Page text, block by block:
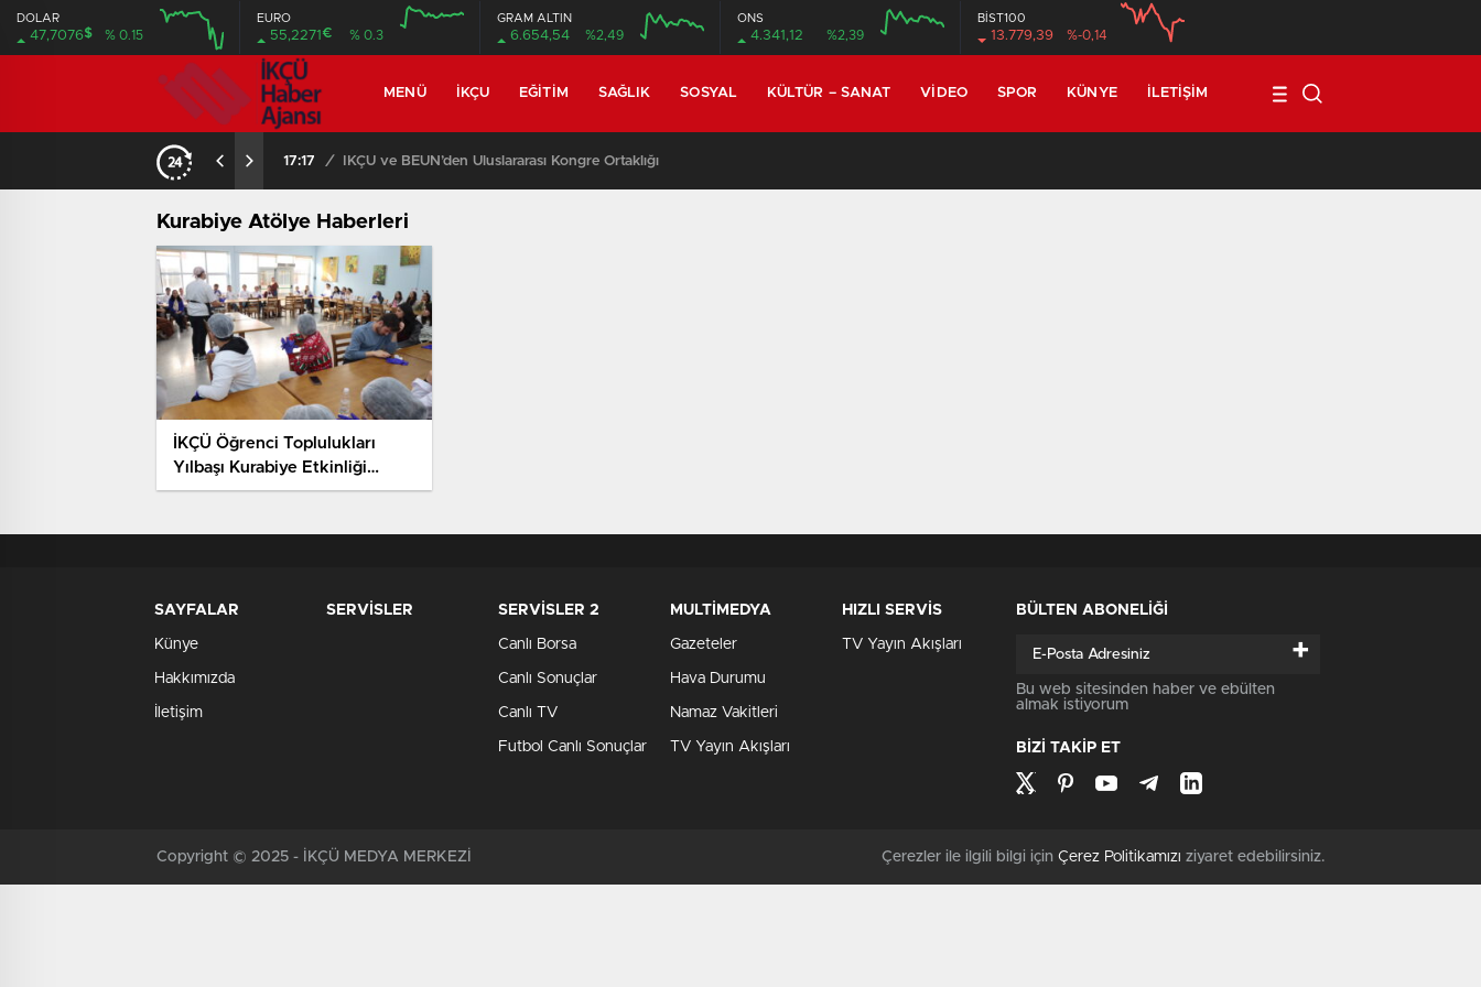
DOLAR
47,7076$ % 0.15
EURO
55,2271€ % 0.3
GRAM ALTIN
6.654,54 %2,49
ONS
4.341,12 %2,39
BİST100
13.779,39 %-0,14
MENÜ İKÇU EĞITIM SAĞLIK SOSYAL KÜLTÜR – SANAT VIDEO SPOR KÜNYE İLETIŞIM
17:17 / İKÇÜ ve BEUN’den Uluslararası Kongre Ortaklığı
Kurabiye Atölye Haberleri
İKÇÜ Öğrenci Toplulukları
Yılbaşı Kurabiye Etkinliği
Düzenledi
SAYFALAR
Künye
Hakkımızda
İletişim
SERVİSLER SERVİSLER 2
Canlı Borsa
Canlı Sonuçlar
Canlı TV
Futbol Canlı Sonuçlar
MULTİMEDYA
Gazeteler
Hava Durumu
Namaz Vakitleri
TV Yayın Akışları
HIZLI SERVİS
TV Yayın Akışları
BÜLTEN ABONELİĞİ
+
Bu web sitesinden haber ve ebülten
almak istiyorum
BİZİ TAKİP ET
Copyright © 2025 - İKÇÜ MEDYA MERKEZİ Çerezler ile ilgili bilgi için Çerez Politikamızı ziyaret edebilirsiniz.